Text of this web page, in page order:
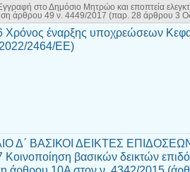
στο Δημόσιο Μητρώο και εποπτεία
άρθρου 49 ν. 4449/2017 (παρ. 28 άρθρου 3
Χρόνος έναρξης υποχρεώσεων
2464/ΕΕ)
Δ΄ ΒΑΣΙΚΟΙ ΔΕΙΚΤΕΣ
βασικών δεικτών